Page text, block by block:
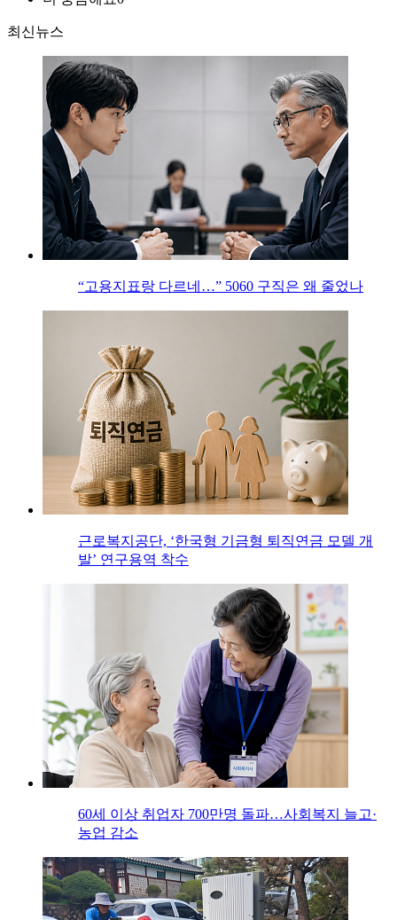
최신뉴스
“고용지표랑 다르네…” 5060 구직은 왜 줄었나
근로복지공단, ‘한국형 기금형 퇴직연금 모델 개
발’ 연구용역 착수
60세 이상 취업자 700만명 돌파…사회복지 늘고·
농업 감소